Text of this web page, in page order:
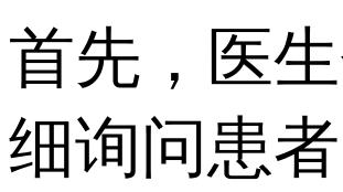
首先，医
细询问患